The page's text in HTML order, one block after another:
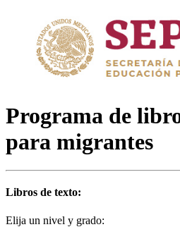
Programa de
para migrantes
Libros de texto:
Elija un nivel y grado: